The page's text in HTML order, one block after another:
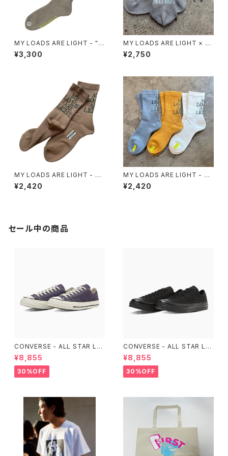
MY LOADS ARE LIGHT - "S,
I,T, R, B,Y,B" SOCKS
¥3,300
MY LOADS ARE LIGHT × S
TACKS BOOKSTOR - TEX
T: S.B.S ver.4
¥2,750
MY LOADS ARE LIGHT - TE
XT “M.L.A.L” Socks
¥2,420
MY LOADS ARE LIGHT - TE
XT “M.L.A.L”
¥2,420
セール中の商品
CONVERSE - ALL STAR LG
CY OX （Purple）
¥8,855
30%OFF
CONVERSE - ALL STAR LG
CY OX （ALL BLACK)
¥8,855
30%OFF